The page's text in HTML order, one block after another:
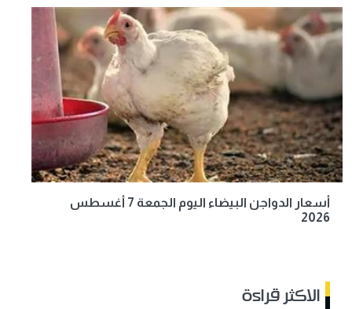
أسعار الدواجن البيضاء اليوم الجمعة 7 أغسطس
2026
الاكثر قراءة